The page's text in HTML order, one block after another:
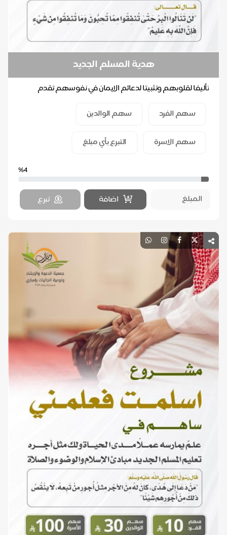
هدية المسلم الجديد
تأليفا لقلوبهم وتثبيتا لدعائم الايمان في نفوسهم تقدم
سهم الفرد
سهم الوالدين
سهم الاسرة التبرع بأي مبلغ
%4
اضافة تبرع